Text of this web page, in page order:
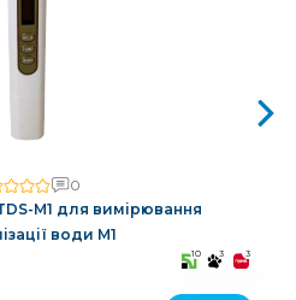
0
M1 для вимірювання
води M1
10 3 3